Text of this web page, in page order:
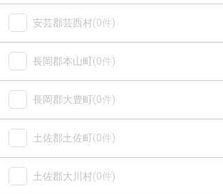
安芸郡芸西村(0件)
長岡郡本山町(0件)
長岡郡大豊町(0件)
土佐郡土佐町(0件)
土佐郡大川村(0件)